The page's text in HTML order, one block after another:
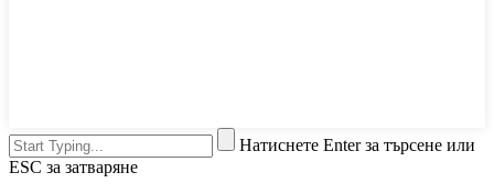
Натиснете Enter за търсене или
ESC за затваряне